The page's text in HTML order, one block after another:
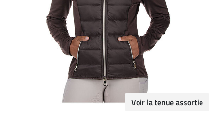
Voir la tenue assortie